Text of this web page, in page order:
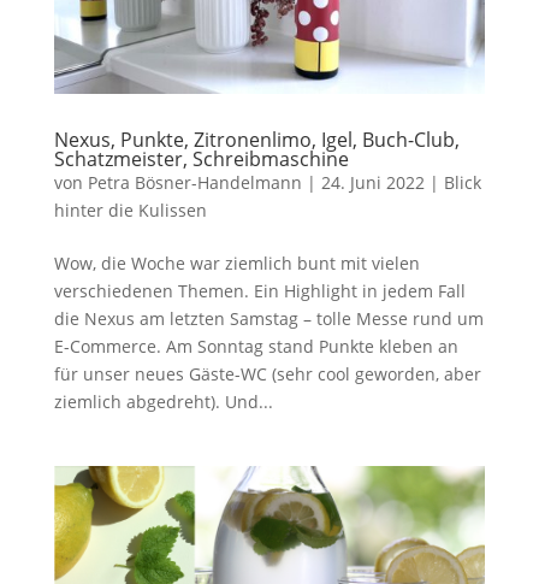
Nexus, Punkte, Zitronenlimo, Igel, Buch-Club,
Schatzmeister, Schreibmaschine
von Petra Bösner-Handelmann | 24. Juni 2022| Blick
hinter die Kulissen
Wow, die Woche war ziemlich bunt mit vielen
verschiedenen Themen. Ein Highlight in jedem Fall
die Nexus am letzten Samstag – tolle Messe rund um
E-Commerce. Am Sonntag stand Punkte kleben an
für unser neues Gäste-WC (sehr cool geworden, aber
ziemlich abgedreht). Und...